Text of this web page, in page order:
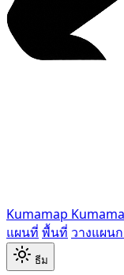
Kumamap
แผนที่ พื้นที่ วางแผน
ธีม